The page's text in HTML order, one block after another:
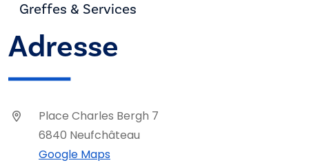
Greffes & Services
Adresse
Place Charles Bergh 7
6840 Neufchâteau
Google Maps